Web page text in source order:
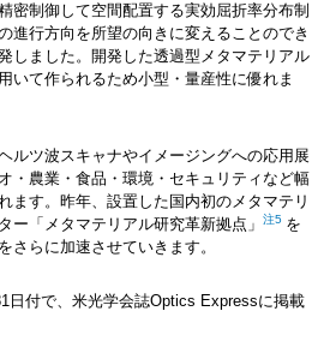
密制御して空間配置する実効屈折率分布制
進行方向を所望の向きに変えることのでき
しました。開発した透過型メタマテリアル
いて作られるため小型・量産性に優れま
ルツ波スキャナやイメージングへの応用展
・農業・食品・環境・セキュリティなど幅
ます。昨年、設置した国内初のメタマテリ
ー「メタマテリアル研究革新拠点」 注5 を
さらに加速させていきます。
日付で、米光学会誌Optics Expressに掲載